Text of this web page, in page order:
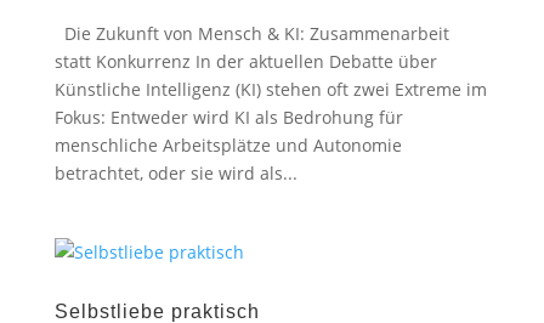
Die Zukunft von Mensch & KI: Zusammenarbeit
statt Konkurrenz In der aktuellen Debatte über
Künstliche Intelligenz (KI) stehen oft zwei Extreme im
Fokus: Entweder wird KI als Bedrohung für
menschliche Arbeitsplätze und Autonomie
betrachtet, oder sie wird als...
Selbstliebe praktisch